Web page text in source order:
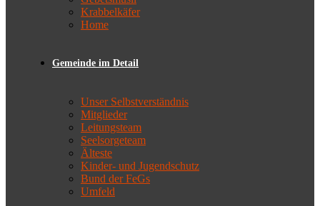
Krabbelkäfer
Home
Gemeinde im Detail
Unser Selbstverständnis
Mitglieder
Leitungsteam
Seelsorgeteam
Älteste
Kinder- und Jugendschutz
Bund der FeGs
Umfeld